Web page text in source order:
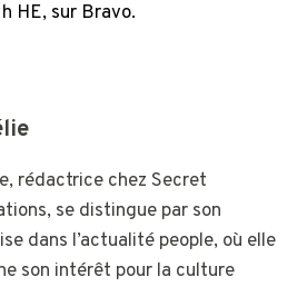
HE, sur Bravo.
rédactrice chez Secret
se distingue par son
dans l’actualité people, où elle
son intérêt pour la culture